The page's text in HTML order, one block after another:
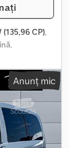
(135,96 CP),
3, Dotări:
nu
Anunț mic